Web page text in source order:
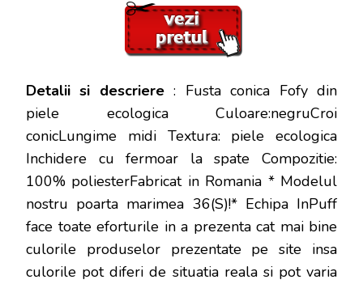
Detalii si descriere: Fusta conica Fofy din
piele ecologica Culoare:negruCroi
conicLungime midi Textura: piele ecologica
Inchidere cu fermoar la spate Compozitie:
100% poliesterFabricat in Romania * Modelul
nostru poarta marimea 36(S)!* Echipa InPuff
face toate eforturile in a prezenta cat mai bine
culorile produselor prezentate pe site insa
culorile pot diferi de situatia reala si pot varia